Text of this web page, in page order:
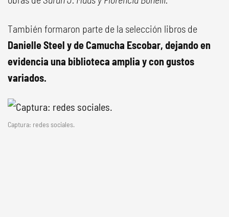
También formaron parte de la selección libros de
Danielle Steel y de Camucha Escobar, dejando en
evidencia una biblioteca amplia y con gustos
variados.
Captura: redes sociales.